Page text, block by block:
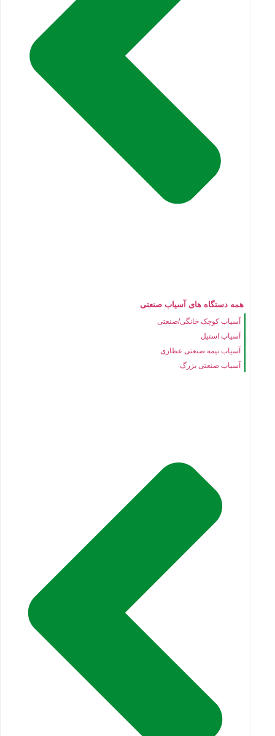
همه دستگاه های آسیاب صنعتی
آسیاب کوچک خانگی/صنعتی
آسیاب استیل
آسیاب نیمه صنعتی عطاری
آسیاب صنعتی بزرگ